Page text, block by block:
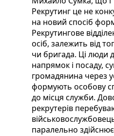
Рекрутинг це не
на новий спосіб
Рекрутингове
осіб, залежить від
чи бригада. Ці люди
напрямок і посаду,
громадянина через
формують особову
до місця служби.
рекрутерів
паралельно